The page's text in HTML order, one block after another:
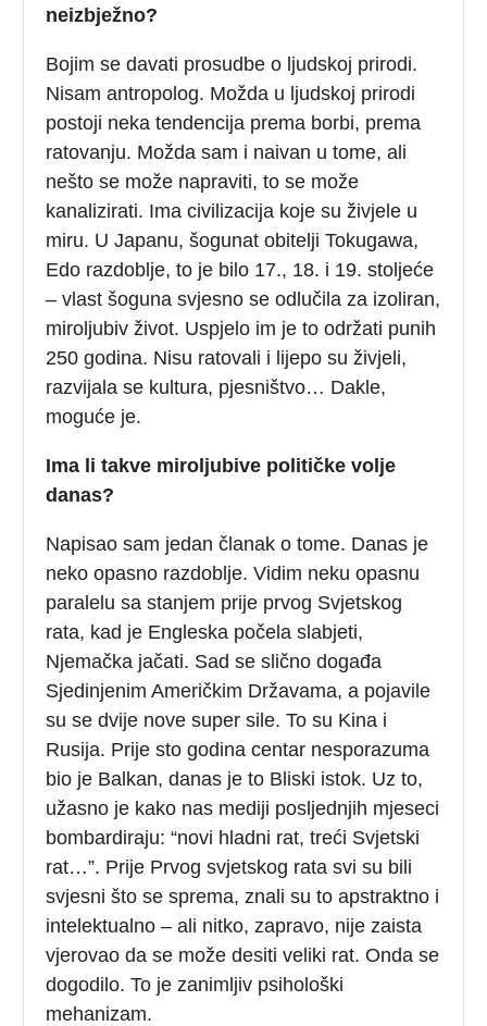
neizbježno?
Bojim se davati prosudbe o ljudskoj prirodi.
Nisam antropolog. Možda u ljudskoj prirodi
postoji neka tendencija prema borbi, prema
ratovanju. Možda sam i naivan u tome, ali
nešto se može napraviti, to se može
kanalizirati. Ima civilizacija koje su živjele u
miru. U Japanu, šogunat obitelji Tokugawa,
Edo razdoblje, to je bilo 17., 18. i 19. stoljeće
– vlast šoguna svjesno se odlučila za izoliran,
miroljubiv život. Uspjelo im je to održati punih
250 godina. Nisu ratovali i lijepo su živjeli,
razvijala se kultura, pjesništvo… Dakle,
moguće je.
Ima li takve miroljubive političke volje
danas?
Napisao sam jedan članak o tome. Danas je
neko opasno razdoblje. Vidim neku opasnu
paralelu sa stanjem prije prvog Svjetskog
rata, kad je Engleska počela slabjeti,
Njemačka jačati. Sad se slično događa
Sjedinjenim Američkim Državama, a pojavile
su se dvije nove super sile. To su Kina i
Rusija. Prije sto godina centar nesporazuma
bio je Balkan, danas je to Bliski istok. Uz to,
užasno je kako nas mediji posljednjih mjeseci
bombardiraju: “novi hladni rat, treći Svjetski
rat…”. Prije Prvog svjetskog rata svi su bili
svjesni što se sprema, znali su to apstraktno i
intelektualno – ali nitko, zapravo, nije zaista
vjerovao da se može desiti veliki rat. Onda se
dogodilo. To je zanimljiv psihološki
mehanizam.